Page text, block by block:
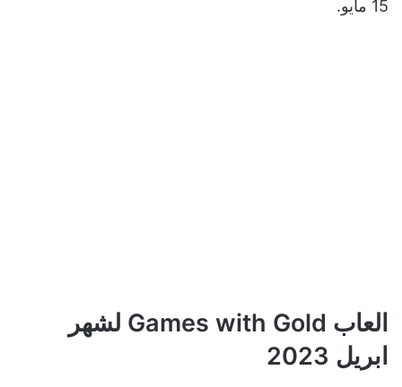
15 مايو.
العاب Games with Gold لشهر
ابريل 2023